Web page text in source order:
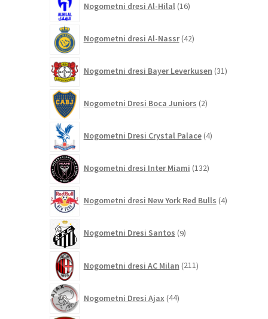
Nogometni dresi Al-Hilal 16izdelkov
Nogometni dresi Al-Nassr 42izdelkov
Nogometni dresi Bayer Leverkusen 31izdelkov
Nogometni Dresi Boca Juniors 2izdelka
Nogometni Dresi Crystal Palace 4izdelki
Nogometni dresi Inter Miami 132izdelkov
Nogometni dresi New York Red Bulls 4izdelki
Nogometni Dresi Santos 9izdelkov
Nogometni dresi AC Milan 211izdelkov
Nogometni Dresi Ajax 44izdelkov